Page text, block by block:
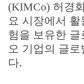
(KIMCo) 허경
요 시장에서
험을 보유한
오 기업의 글
다.